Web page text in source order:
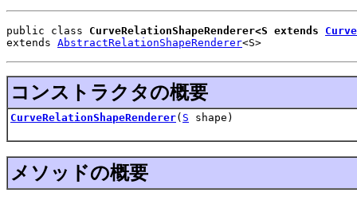
public class CurveRelationShapeRenderer<S extends
extends AbstractRelationShapeRenderer<S>
コンストラクタの概要
CurveRelationShapeRenderer( S shape)
メソッドの概要